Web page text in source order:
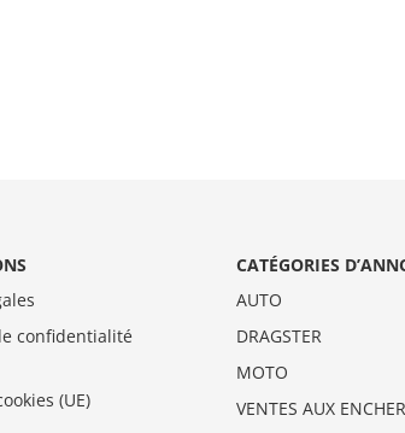
confidentialité
(UE)
CATÉGORIES
AUTO
DRAGSTER
MOTO
VENTES AUX